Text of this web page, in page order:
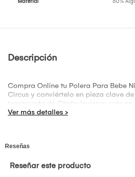
Material 60%
Descripción
Compra Online tu Polera Para Bebe
Circus y conviértelo en pieza clave
temporada de Otoño Invierno solo en